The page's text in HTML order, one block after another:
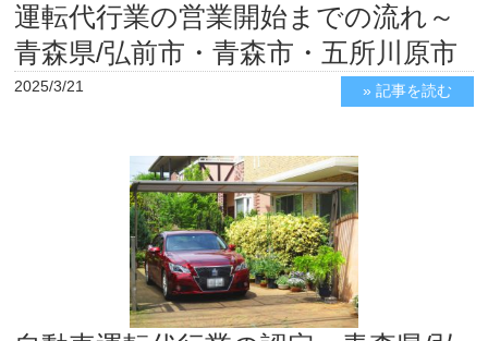
運転代行業の営業開始までの流れ～
青森県/弘前市・青森市・五所川原市
2025/3/21 » 記事を読む